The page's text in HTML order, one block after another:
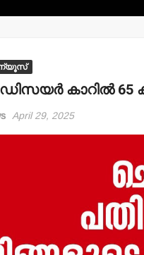
ന്യൂസ്
ഡിസയര്‍ കാറില്‍ 65
April 29, 2025